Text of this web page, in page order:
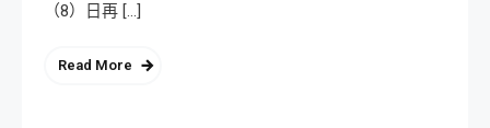
（8）日再 […]
Read More